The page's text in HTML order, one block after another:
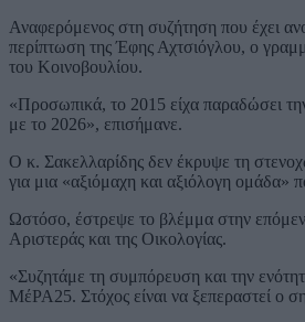
Αναφερόμενος στη συζήτηση που έχει
περίπτωση της Έφης Αχτσιόγλου, ο
του Κοινοβουλίου.
«Προσωπικά, το 2015 είχα παραδώσει
με το 2026», επισήμανε.
Ο κ. Σακελλαρίδης δεν έκρυψε τη
για μια «αξιόμαχη και αξιόλογη ομάδα»
Ωστόσο, έστρεψε το βλέμμα στην
Αριστεράς και της Οικολογίας.
«Συζητάμε τη συμπόρευση και την
ΜέΡΑ25. Στόχος είναι να ξεπεραστεί ο